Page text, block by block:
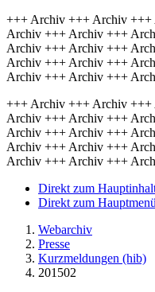
+++ Archiv +++ Archiv
Archiv +++ Archiv +++
Archiv +++ Archiv +++
Archiv +++ Archiv +++
Archiv +++ Archiv +++
+++ Archiv +++ Archiv
Archiv +++ Archiv +++
Archiv +++ Archiv +++
Archiv +++ Archiv +++
Archiv +++ Archiv +++
Direkt zum
Direkt zum
Webarchiv
Presse
Kurzmeldungen (hib)
201502